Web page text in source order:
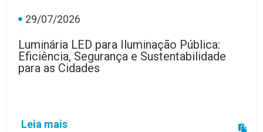
29/07/2026
Luminária LED para Iluminação Pública:
Eficiência, Segurança e Sustentabilidade
para as Cidades
Leia mais